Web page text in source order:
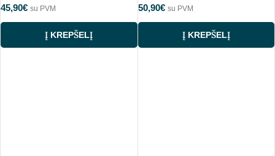
45,90€ su PVM
Į KREPŠELĮ
50,90€ su PVM
Į KREPŠELĮ